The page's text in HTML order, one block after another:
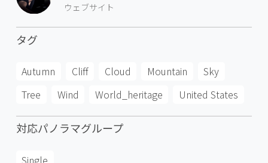
ウェブサイト
タグ
Autumn Cliff Cloud Mountain
Sky
Tree
Wind World_heritage United States
対応パノラマグループ
Single